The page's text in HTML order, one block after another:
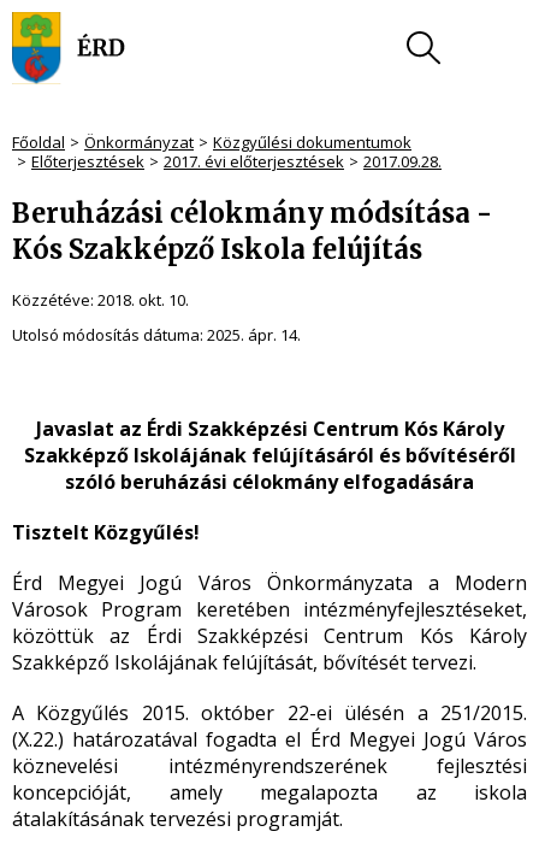
Főoldal Önkormányzat
Közgyűlési dokumentumok
Előterjesztések
2017. évi előterjesztések 2017.09.28.
Beruházási célokmány módsítása -
Kós Szakképző Iskola felújítás
Közzétéve: 2018. okt. 10.
Utolsó módosítás dátuma: 2025. ápr. 14.
Javaslat az Érdi Szakképzési Centrum Kós Károly
Szakképző Iskolájának felújításáról és bővítéséről
szóló beruházási célokmány elfogadására
Tisztelt Közgyűlés!
Érd Megyei Jogú Város Önkormányzata a Modern
Városok Program keretében intézményfejlesztéseket,
közöttük az Érdi Szakképzési Centrum Kós Károly
Szakképző Iskolájának felújítását, bővítését tervezi.
A Közgyűlés 2015. október 22-ei ülésén a 251/2015.
(X.22.) határozatával fogadta el Érd Megyei Jogú Város
köznevelési intézményrendszerének fejlesztési
koncepcióját, amely megalapozta az iskola
átalakításának tervezési programját.